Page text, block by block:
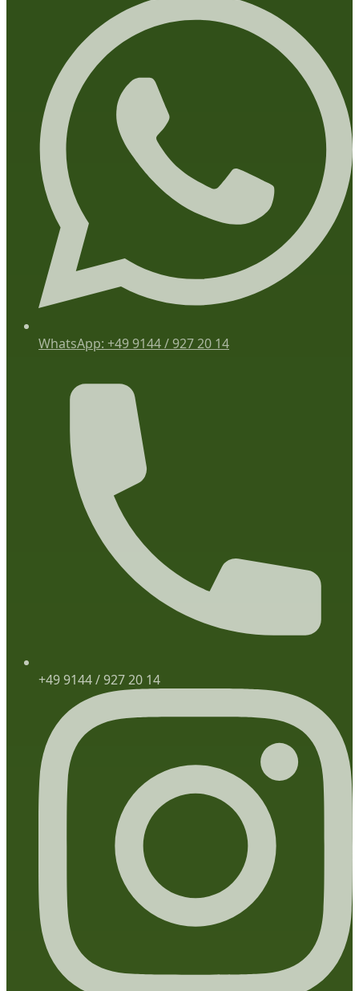
WhatsApp: +49 9144 / 927 20 14
+49 9144 / 927 20 14